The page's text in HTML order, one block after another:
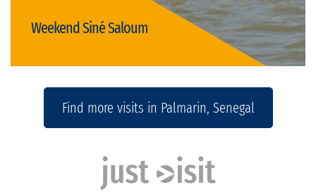
Weekend Siné Saloum
Find more visits in Palmarin, Senegal